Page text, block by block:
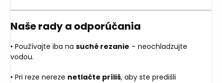
Naše rady a odporúčania
• Používajte iba na suché rezanie – neochladzujte
vodou.
• Pri reze nereze netlačte príliš, aby ste predišli